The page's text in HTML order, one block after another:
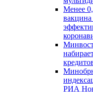
Менее
РИА